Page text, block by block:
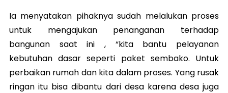
Ia menyatakan pihaknya sudah melalukan proses
untuk mengajukan penanganan terhadap
bangunan saat ini , “kita bantu pelayanan
kebutuhan dasar seperti paket sembako. Untuk
perbaikan rumah dan kita dalam proses. Yang rusak
ringan itu bisa dibantu dari desa karena desa juga